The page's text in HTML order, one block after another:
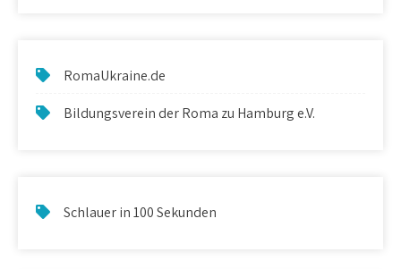
RomaUkraine.de
Bildungsverein der Roma zu Hamburg e.V.
Schlauer in 100 Sekunden